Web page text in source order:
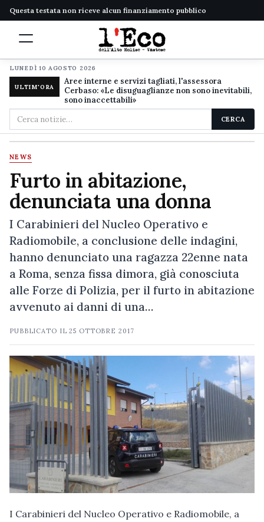
Questa testata non riceve alcun finanziamento pubblico
LUNEDÌ 10 AGOSTO 2026
ULTIM'ORA
Aree interne e servizi tagliati, l'assessora
Cerbaso: «Le disuguaglianze non sono inevitabili,
sono inaccettabili»
Cerca
nel
sito
CERCA
NEWS
Furto in abitazione,
denunciata una donna
I Carabinieri del Nucleo Operativo e
Radiomobile, a conclusione delle indagini,
hanno denunciato una ragazza 22enne nata
a Roma, senza fissa dimora, già conosciuta
alle Forze di Polizia, per il furto in abitazione
avvenuto ai danni di una…
PUBBLICATO IL25 OTTOBRE 2017
I Carabinieri del Nucleo Operativo e Radiomobile, a